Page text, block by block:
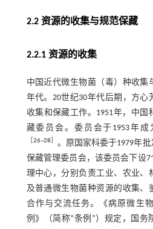
2.2 资源的收集与规范保藏
2.2.1 资源的收集
中国近代微生物菌（毒）种收集
年代。20世纪30年代后期，方心
收集和保藏工作。1951年，中
藏委员会。委员会于1953年
26~28
。原国家科委于1979年
保藏管理委员会，该委员会下设
理中心，分别负责工业、农业、
及普通微生物菌种资源的收集、
合作与交流任务。《病原微生
例》（简称“条例”）规定，国务